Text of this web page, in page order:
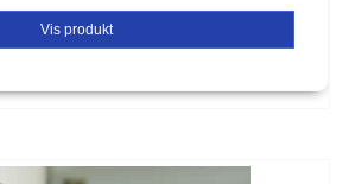
Vis produkt